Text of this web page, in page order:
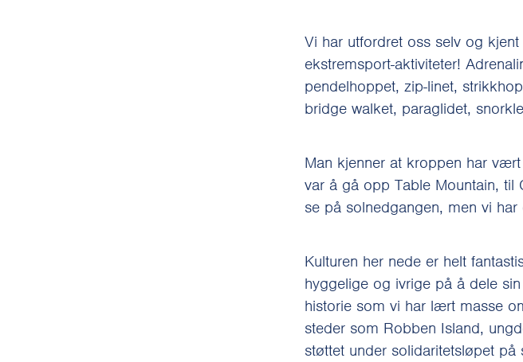
Vi har utfordret oss selv og
ekstremsport-aktiviteter!
pendelhoppet, zip-linet,
bridge walket, paraglidet,
Man kjenner at kroppen har
var å gå opp Table Mountain,
se på solnedgangen, men vi
Kulturen her nede er helt
hyggelige og ivrige på å dele
historie som vi har lært masse
steder som Robben Island,
støttet under solidaritetsløpet